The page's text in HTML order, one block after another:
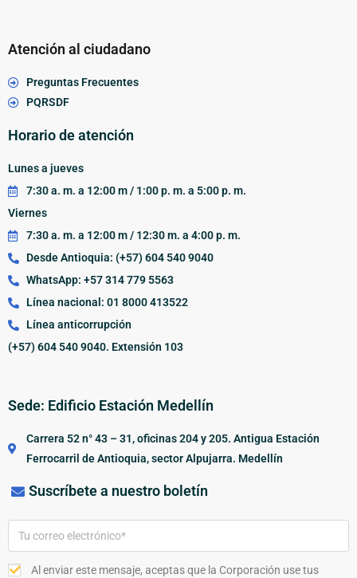
Atención al ciudadano
Preguntas Frecuentes
PQRSDF
Horario de atención
Lunes a jueves
7:30 a. m. a 12:00 m / 1:00 p. m. a 5:00 p. m.
Viernes
7:30 a. m. a 12:00 m / 12:30 m. a 4:00 p. m.
Desde Antioquia: (+57) 604 540 9040
WhatsApp: +57 314 779 5563
Línea nacional: 01 8000 413522
Línea anticorrupción
(+57) 604 540 9040. Extensión 103
Sede: Edificio Estación Medellín
Carrera 52 n° 43 – 31, oficinas 204 y 205. Antigua Estación
Ferrocarril de Antioquia, sector Alpujarra. Medellín
Suscríbete a nuestro boletín
Al enviar este mensaje, aceptas que la Corporación use tus